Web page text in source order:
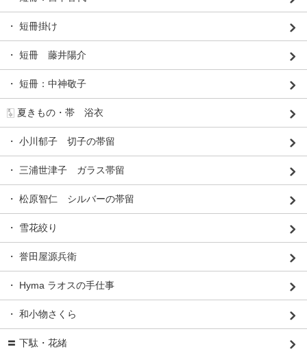
・ 短冊掛け
・ 短冊 藤井陽介
・ 短冊：中神敬子
🀧 夏きもの・帯 浴衣
・ 小川郁子 切子の帯留
・ 三浦世津子 ガラス帯留
・ 松原智仁 シルバーの帯留
・ 雪花絞り
・ 誉田屋源兵衛
・ Hyma ラオスの手仕事
・ 和小物さくら
〓 下駄・花緒